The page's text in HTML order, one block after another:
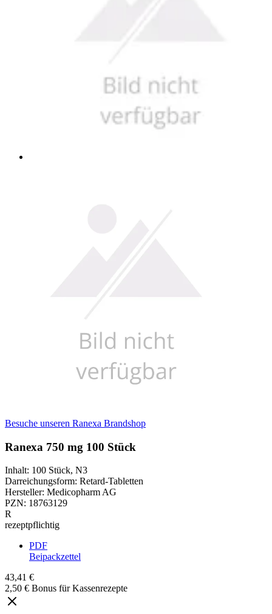
Besuche unseren Ranexa Brandshop
Ranexa 750 mg 100 Stück
Inhalt: 100 Stück, N3
Darreichungsform: Retard-Tabletten
Hersteller: Medicopharm AG
PZN: 18763129
R
rezeptpflichtig
PDF
Beipackzettel
43,41 €
2,50 € Bonus für Kassenrezepte